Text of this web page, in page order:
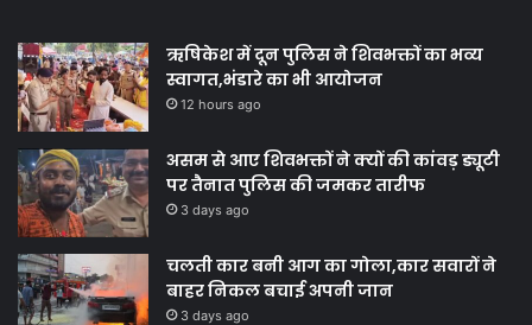
ऋषिकेश में दून पुलिस ने शिवभक्तों का भव्य
स्वागत,भंडारे का भी आयोजन
12 hours ago
असम से आए शिवभक्तों ने क्यों की कांवड़ ड्यूटी
पर तैनात पुलिस की जमकर तारीफ
3 days ago
चलती कार बनी आग का गोला,कार सवारों ने
बाहर निकल बचाई अपनी जान
3 days ago